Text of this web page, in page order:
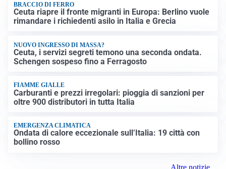
BRACCIO DI FERRO
Ceuta riapre il fronte migranti in Europa: Berlino vuole
rimandare i richiedenti asilo in Italia e Grecia
NUOVO INGRESSO DI MASSA?
Ceuta, i servizi segreti temono una seconda ondata.
Schengen sospeso fino a Ferragosto
FIAMME GIALLE
Carburanti e prezzi irregolari: pioggia di sanzioni per
oltre 900 distributori in tutta Italia
EMERGENZA CLIMATICA
Ondata di calore eccezionale sull’Italia: 19 città con
bollino rosso
Altre notizie